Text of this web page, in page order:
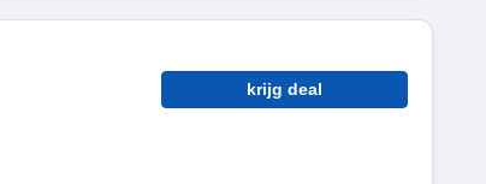
krijg deal